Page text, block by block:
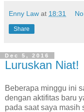
Enny Law at 18:31
Share
Dec 5, 2016
Luruskan Niat!
Beberapa minggu ini
dengan aktifitas baru
pada saat saya masih